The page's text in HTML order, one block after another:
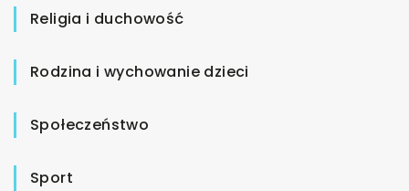
Religia i duchowość
Rodzina i wychowanie dzieci
Społeczeństwo
Sport